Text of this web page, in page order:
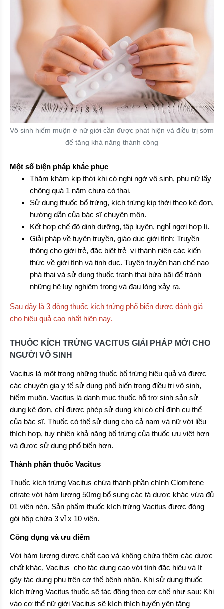
Vô sinh hiếm muộn ở nữ giới cần được phát hiện và điều trị sớm
để tăng khả năng thành công
Một số biện pháp khắc phục
Thăm khám kịp thời khi có nghi ngờ vô sinh, phụ nữ lấy
chông quá 1 năm chưa có thai.
Sử dụng thuốc bổ trứng, kích trứng kịp thời theo kê đơn,
hướng dẫn của bác sĩ chuyên môn.
Kết hợp chế độ dinh dưỡng, tập luyện, nghỉ ngơi hợp lí.
Giải pháp về tuyên truyền, giáo dục giới tính: Truyền
thông cho giới trẻ, đặc biệt trẻ vị thành niên các kiến
thức về giới tính và tinh dục. Tuyên truyền hạn chế nạo
phá thai và sử dụng thuốc tranh thai bừa bãi để tránh
những hệ lụy nghiêm trọng và đau lòng xảy ra.
Sau đây là 3 dòng thuốc kích trứng phổ biến được đánh giá
cho hiệu quả cao nhất hiện nay.
THUỐC KÍCH TRỨNG VACITUS GIẢI PHÁP MỚI CHO
NGƯỜI VÔ SINH
Vacitus là một trong những thuốc bổ trứng hiệu quả và được
các chuyên gia y tế sử dụng phổ biến trong điều trị vô sinh,
hiếm muộn. Vacitus là danh mục thuốc hỗ trợ sinh sản sử
dụng kê đơn, chỉ được phép sử dụng khi có chỉ định cụ thể
của bác sĩ. Thuốc có thể sử dụng cho cả nam và nữ với liều
thích hợp, tuy nhiên khả năng bổ trứng của thuốc ưu việt hơn
và được sử dụng phổ biến hơn.
Thành phần thuốc Vacitus
Thuốc kích trứng Vacitus chứa thành phần chính Clomifene
citrate với hàm lượng 50mg bổ sung các tá dược khác vừa đủ
01 viên nén. Sản phẩm thuốc kích trứng Vacitus được đóng
gói hộp chứa 3 vỉ x 10 viên.
Công dụng và ưu điểm
Với hàm lượng dược chất cao và không chứa thêm các dược
chất khác, Vacitus cho tác dụng cao với tính đặc hiệu và ít
gây tác dụng phụ trên cơ thể bệnh nhân. Khi sử dụng thuốc
kích trứng Vacitus thuốc sẽ tác động theo cơ chế như sau: Khi
vào cơ thể nữ giới Vacitus sẽ kích thích tuyến yên tăng